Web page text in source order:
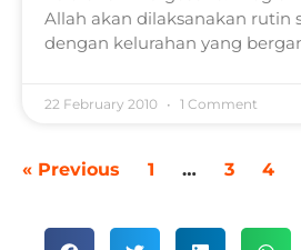
Allah akan dilaksanakan rutin
dengan kelurahan yang
22 February 2010 1 Comment
« Previous 1 … 3 4